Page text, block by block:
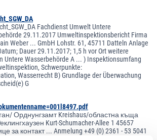
Fachdienst Umwelt Untere
29.11.2017 Umweltinspektionsbericht Firma
Weber ... GmbH Lohstr. 61, 45711 Datteln Anlage
Dauer 29.11.2017; 1,5 h vor Ort weitere
Untere Wasserbehörde A ... ) Inspektionsumfang
Schwerpunkte:
Wasserrecht B) Grundlage der Überwachung
G
Орднунгзамт Kreishaus/областна къща
Kurt-Schumacher-Allee 1 45657
за контакт ... Anmelung +49 (0) 2361 - 53 5041